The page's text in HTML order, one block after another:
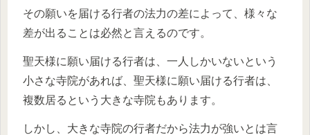
その願いを届ける行者の法力の差によって、様々な
差が出ることは必然と言えるのです。
聖天様に願い届ける行者は、一人しかいないという
小さな寺院があれば、聖天様に願い届ける行者は、
複数居るという大きな寺院もあります。
しかし、大きな寺院の行者だから法力が強いとは言